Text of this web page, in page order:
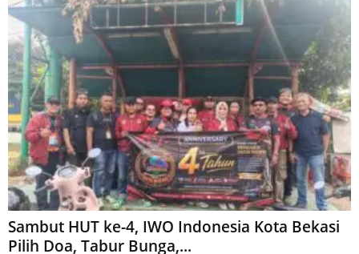
Sambut HUT ke-4, IWO Indonesia Kota Bekasi
Pilih Doa, Tabur Bunga,...